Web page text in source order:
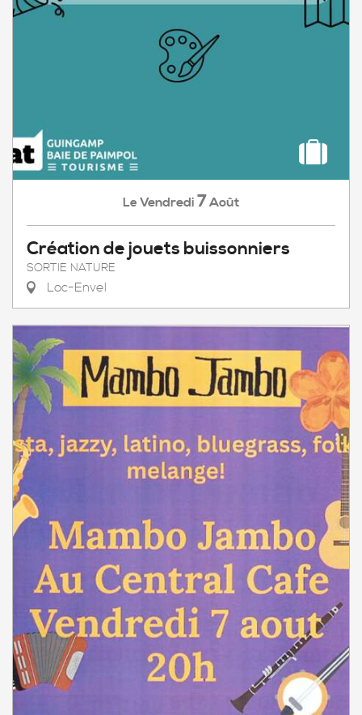
Le Vendredi 7Août
Création de jouets buissonniers
SORTIE NATURE
Loc-Envel